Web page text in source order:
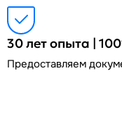
30 лет опыта |
Предоставляем